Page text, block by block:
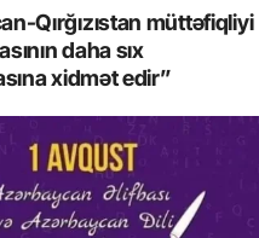
Qırğızıstan müttəfiqliyi
daha sıx
xidmət edir”